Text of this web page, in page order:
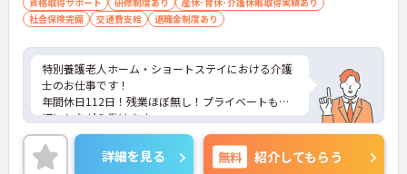
社会保険完備
交通費支給 退職金制度あり
特別養護老人ホーム・ショートステイにおける介護
士のお仕事です！
年間休日112日！残業ほぼ無し！プライベートも大
切にしながら働けます。
ご興味ある方には、面接のポイントなど、さらに詳
細をお話致しますのでお気軽にご相談ください。
詳細を見る 無料 紹介してもらう